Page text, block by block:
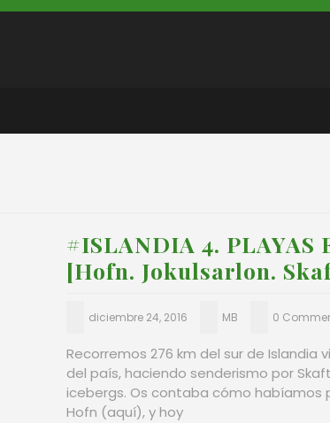
#ISLANDIA 4. PLAYAS
[Hofn. Jokulsarlon.
diciembre 24, 2016 MB 0
Recorremos 276 km del sur de Islandia
del país, haciendo senderismo por
icebergs. Os contaba cómo habíamos
Hofn (aquí), y hoy